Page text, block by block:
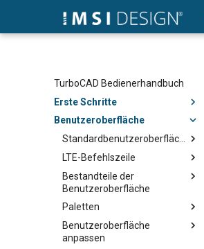
TurboCAD Bedienerhandbuch
Erste Schritte
Benutzeroberfläche
LTE-Befehlszeile
Bestandteile der
Benutzeroberfläche
Paletten
Benutzeroberfläche
anpassen